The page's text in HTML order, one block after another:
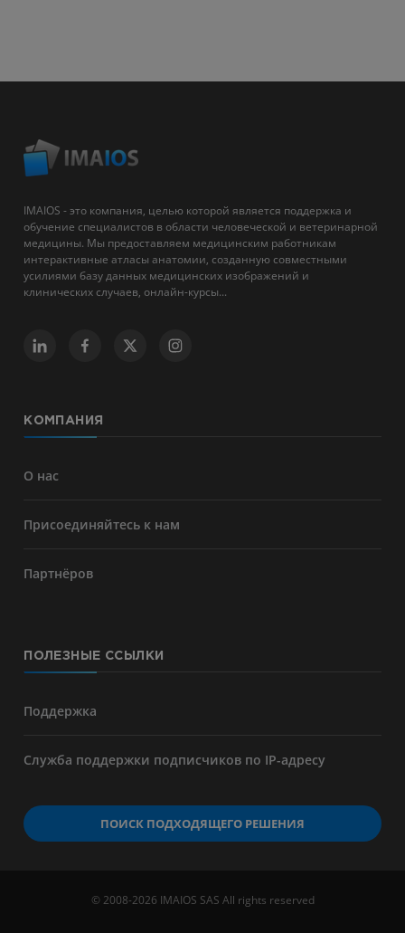
IMAIOS - это компания, целью которой является поддержка и
обучение специалистов в области человеческой и ветеринарной
медицины. Мы предоставляем медицинским работникам
интерактивные атласы анатомии, созданную совместными
усилиями базу данных медицинских изображений и
клинических случаев, онлайн-курсы...
КОМПАНИЯ
О нас
Присоединяйтесь к нам
Партнёров
ПОЛЕЗНЫЕ ССЫЛКИ
Поддержка
Служба поддержки подписчиков по IP-адресу
ПОИСК ПОДХОДЯЩЕГО РЕШЕНИЯ
© 2008-2026 IMAIOS SAS All rights reserved